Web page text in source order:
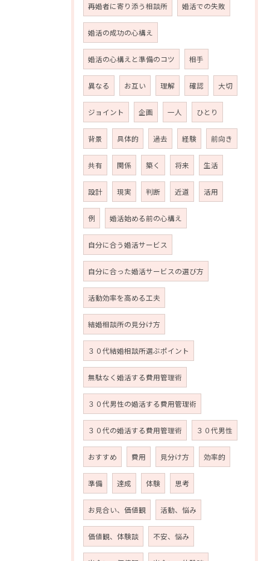
再婚者に寄り添う相談所 婚活での失敗
婚活の成功の心構え
婚活の心構えと準備のコツ 相手
異なる お互い 理解 確認 大切
ジョイント 企画 一人 ひとり
背景 具体的 過去 経験 前向き
共有 関係 築く 将来 生活
設計 現実 判断 近道 活用
例 婚活始める前の心構え
自分に合う婚活サービス
自分に合った婚活サービスの選び方
活動効率を高める工夫
結婚相談所の見分け方
３０代結婚相談所選ぶポイント
無駄なく婚活する費用管理術
３０代男性の婚活する費用管理術
３０代の婚活する費用管理術 ３０代男性
おすすめ 費用 見分け方 効率的
準備 達成 体験 思考
お見合い、価値観 活動、悩み
価値観、体験談 不安、悩み